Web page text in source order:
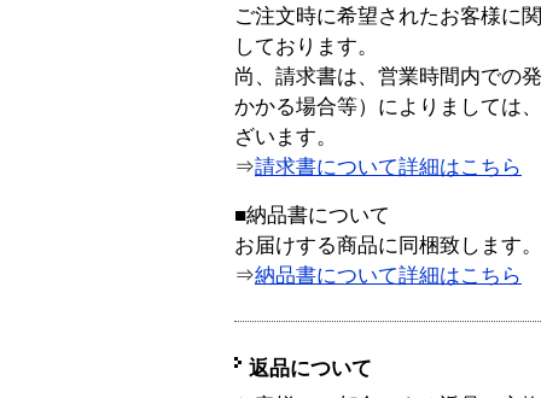
ご注文時に希望されたお客様に
しております。
尚、請求書は、営業時間内での
かかる場合等）によりましては
ざいます。
⇒請求書について詳細はこちら
■納品書について
お届けする商品に同梱致します。
⇒納品書について詳細はこちら
返品について